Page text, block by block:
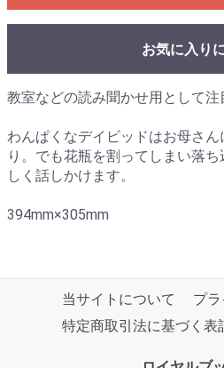
お気に入り
教室などの読み聞かせ用として注
わんぱくなデイビッドはお母さ
り。でも花瓶を割ってしまい落
しく話しかけます。
394mm×305mm
当サイトについて
プ
特定商取引法に基づく表